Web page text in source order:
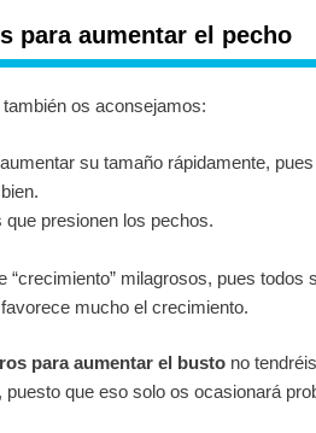
para aumentar el pecho
os aconsejamos:
su tamaño rápidamente,
presionen los pechos.
“crecimiento” milagrosos, pues todos
mucho el crecimiento.
para aumentar el bustono
que eso solo os ocasionará